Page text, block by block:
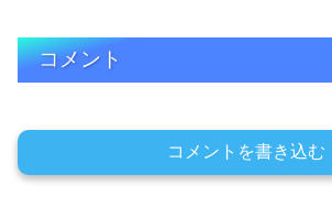
コメント
コメントを書き込む